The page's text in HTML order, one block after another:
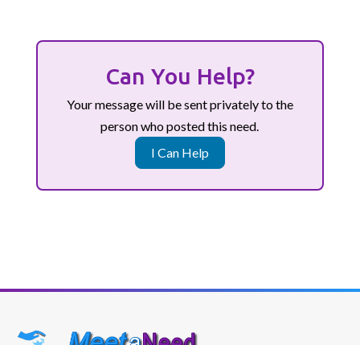
Can You Help?
Your message will be sent privately to the
person who posted this need.
I Can Help